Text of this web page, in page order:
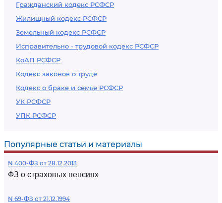
Гражданский кодекс РСФСР
Жилищный кодекс РСФСР
Земельный кодекс РСФСР
Исправительно - трудовой кодекс РСФСР
КоАП РСФСР
Кодекс законов о труде
Кодекс о браке и семье РСФСР
УК РСФСР
УПК РСФСР
Популярные статьи и материалы
N 400-ФЗ от 28.12.2013
ФЗ о страховых пенсиях
N 69-ФЗ от 21.12.1994